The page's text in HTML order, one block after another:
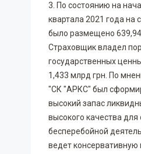
3. По состоянию на
квартала 2021 года на
было размещено
Страховщик владел
государственных
1,433 млрд грн. По
"СК "АРКС" был
высокий запас
высокого качества для
бесперебойной
ведет консервативную